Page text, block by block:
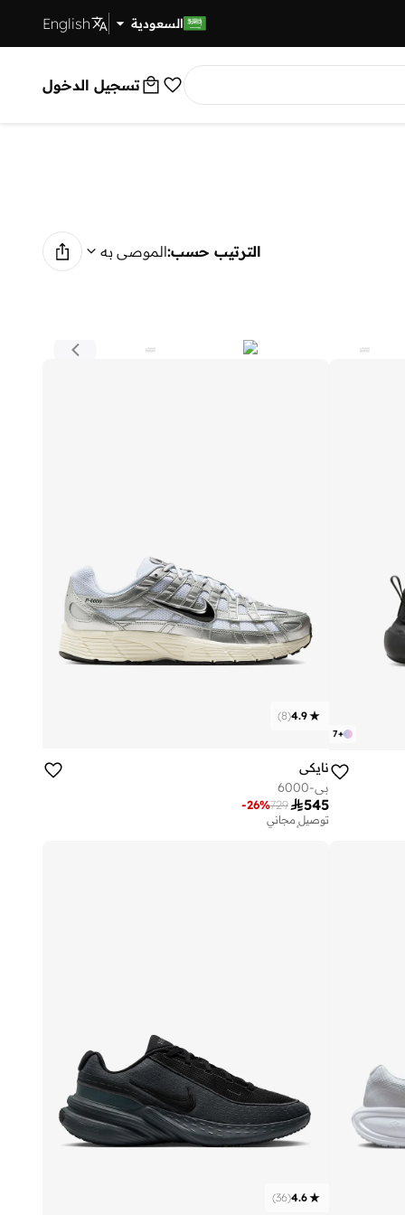
توصيل سريع السعودية English
تسجيل الدخول
الترتيب حسب:الموصى به
+
7
4.9
(
8
)
نايكي
بي-6000
545
729
-26%
توصيل مجاني
تم بيع أكثر من 30 مؤخرا
4.6
(
36
)